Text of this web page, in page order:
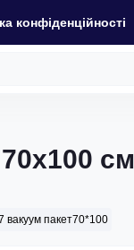
конфіденційності
см
вакуум пакет70*100